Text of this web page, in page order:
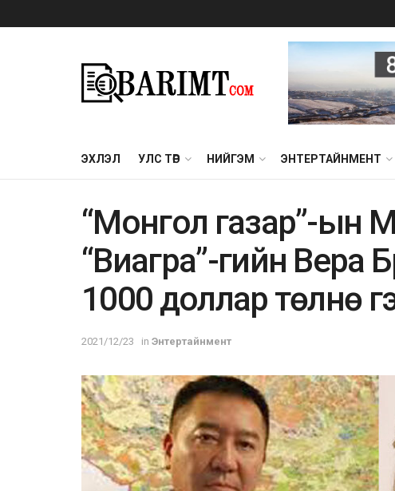
ЭХЛЭЛ УЛС ТӨР НИЙГЭМ ЭНТЕРТАЙНМЕНТ
“Монгол газар”-ын
“Виагра”-гийн Вера
1000 доллар төлнө
2021/12/23 in Энтертайнмент